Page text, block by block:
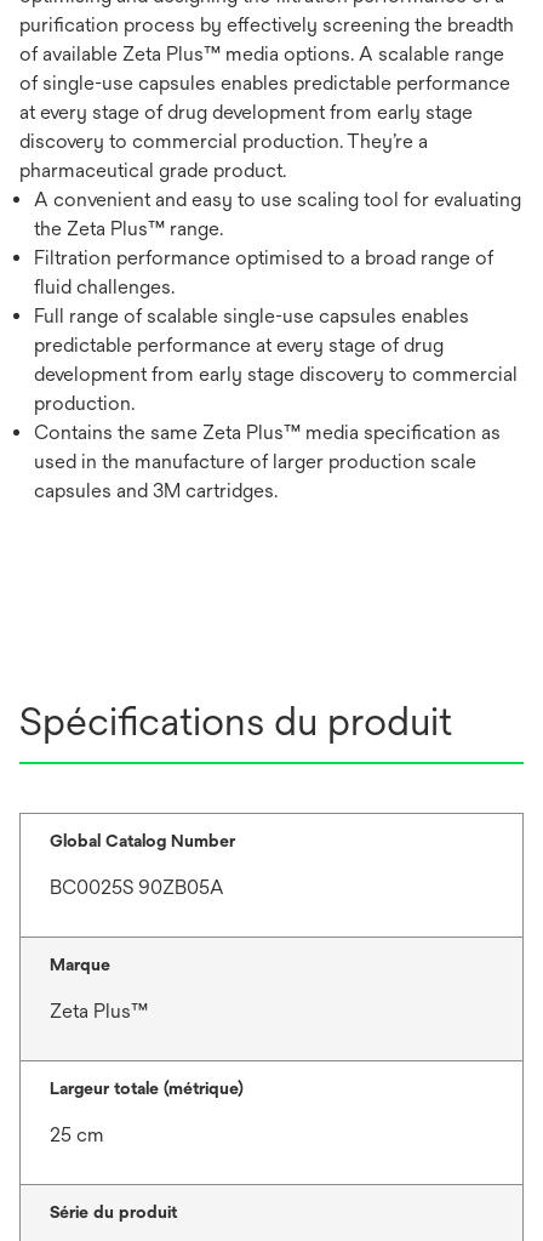
purification process by effectively screening the breadth
of available Zeta Plus™ media options. A scalable range
of single-use capsules enables predictable performance
at every stage of drug development from early stage
discovery to commercial production. They’re a
pharmaceutical grade product.
A convenient and easy to use scaling tool for evaluating
the Zeta Plus™ range.
Filtration performance optimised to a broad range of
fluid challenges.
Full range of scalable single-use capsules enables
predictable performance at every stage of drug
development from early stage discovery to commercial
production.
Contains the same Zeta Plus™ media specification as
used in the manufacture of larger production scale
capsules and 3M cartridges.
Spécifications du produit
Global Catalog Number
BC0025S 90ZB05A
Marque
Zeta Plus™
Largeur totale (métrique)
25 cm
Série du produit